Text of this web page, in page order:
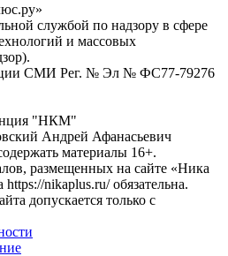
службой по надзору в сфере
и массовых
СМИ Рег. № Эл № ФС77-79276
"НКМ"
Андрей Афанасьевич
материалы 16+.
размещенных на сайте «Ника
nikaplus.ru/ обязательна.
допускается только с